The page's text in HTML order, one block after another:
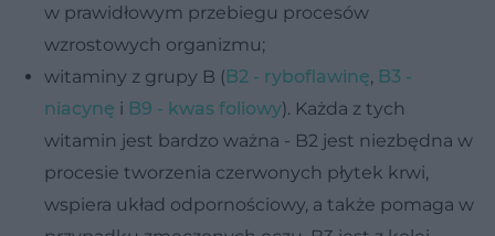
w prawidłowym przebiegu procesów
wzrostowych organizmu;
witaminy z grupy B (B2 - ryboflawinę, B3 -
niacynę i B9 - kwas foliowy). Każda z tych
witamin jest bardzo ważna - B2 jest niezbędna w
procesie tworzenia czerwonych płytek krwi,
wspiera układ odpornościowy, a także pomaga w